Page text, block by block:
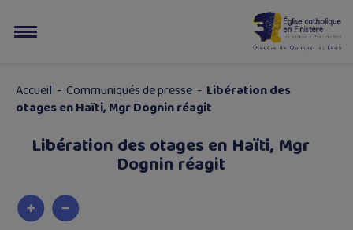
Accueil - Communiqués de presse - Libération des
otages en Haïti, Mgr Dognin réagit
Libération des otages en Haïti, Mgr
Dognin réagit